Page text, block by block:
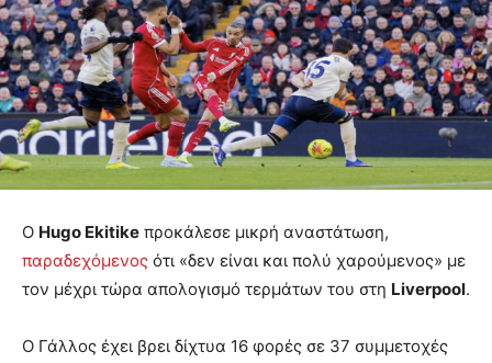
Ο Hugo Ekitike προκάλεσε μικρή αναστάτωση,
παραδεχόμενος ότι «δεν είναι και πολύ χαρούμενος» με
τον μέχρι τώρα απολογισμό τερμάτων του στη Liverpool.
Ο Γάλλος έχει βρει δίχτυα 16 φορές σε 37 συμμετοχές